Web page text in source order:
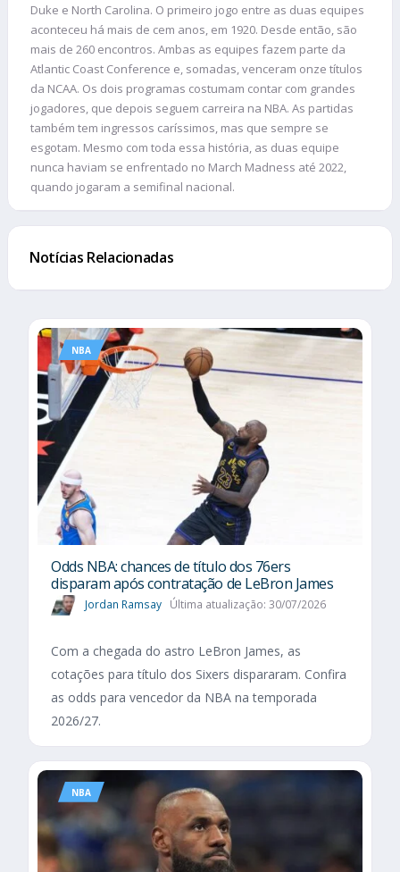
Duke e North Carolina. O primeiro jogo entre as duas equipes
aconteceu há mais de cem anos, em 1920. Desde então, são
mais de 260 encontros. Ambas as equipes fazem parte da
Atlantic Coast Conference e, somadas, venceram onze títulos
da NCAA. Os dois programas costumam contar com grandes
jogadores, que depois seguem carreira na NBA. As partidas
também tem ingressos caríssimos, mas que sempre se
esgotam. Mesmo com toda essa história, as duas equipe
nunca haviam se enfrentado no March Madness até 2022,
quando jogaram a semifinal nacional.
Notícias Relacionadas
NBA
Odds NBA: chances de título dos 76ers
disparam após contratação de LeBron James
Jordan Ramsay Última atualização: 30/07/2026
Com a chegada do astro LeBron James, as
cotações para título dos Sixers dispararam. Confira
as odds para vencedor da NBA na temporada
2026/27.
NBA